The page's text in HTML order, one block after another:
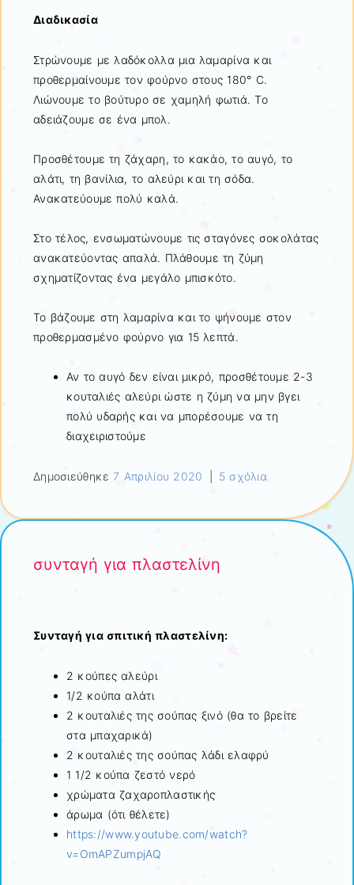
Διαδικασία
Στρώνουμε με λαδόκολλα μια λαμαρίνα και
προθερμαίνουμε τον φούρνο στους 180° C.
Λιώνουμε το βούτυρο σε χαμηλή φωτιά. Το
αδειάζουμε σε ένα μπολ.
Προσθέτουμε τη ζάχαρη, το κακάο, το αυγό, το
αλάτι, τη βανίλια, το αλεύρι και τη σόδα.
Ανακατεύουμε πολύ καλά.
Στο τέλος, ενσωματώνουμε τις σταγόνες σοκολάτας
ανακατεύοντας απαλά. Πλάθουμε τη ζύμη
σχηματίζοντας ένα μεγάλο μπισκότο.
Το βάζουμε στη λαμαρίνα και το ψήνουμε στον
προθερμασμένο φούρνο για 15 λεπτά.
Αν το αυγό δεν είναι μικρό, προσθέτουμε 2-3
κουταλιές αλεύρι ώστε η ζύμη να μην βγει
πολύ υδαρής και να μπορέσουμε να τη
διαχειριστούμε
Δημοσιεύθηκε7 Απριλίου 2020 5 σχόλια
συνταγή για πλαστελίνη
Συνταγή για σπιτική πλαστελίνη:
2 κούπες αλεύρι
1/2 κούπα αλάτι
2 κουταλιές της σούπας ξινό (θα το βρείτε
στα μπαχαρικά)
2 κουταλιές της σούπας λάδι ελαφρύ
1 1/2 κούπα ζεστό νερό
χρώματα ζαχαροπλαστικής
άρωμα (ότι θέλετε)
https://www.youtube.com/watch?
v=OmAPZumpjAQ